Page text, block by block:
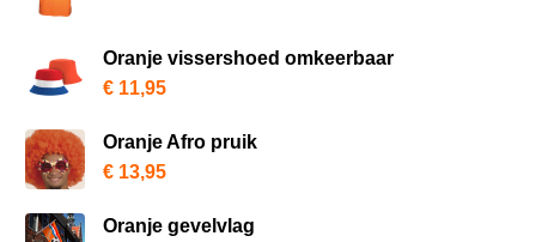
Oranje vissershoed omkeerbaar
€ 11,95
Oranje Afro pruik
€ 13,95
Oranje gevelvlag